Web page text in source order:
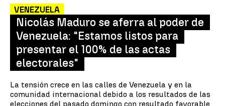
VENEZUELA
Nicolás Maduro se aferra al poder de
Venezuela: "Estamos listos para
presentar el 100% de las actas
electorales"
La tensión crece en las calles de Venezuela y en la
comunidad internacional debido a los resultados de las
elecciones del pasado domingo con resultado favorable